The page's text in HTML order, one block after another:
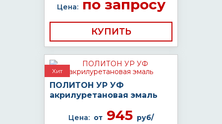
Цена:по запросу
КУПИТЬ
Хит
ПОЛИТОН УР УФ
акрилуретановая эмаль
Цена: от 945 руб/